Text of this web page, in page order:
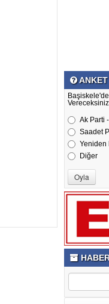
ANKET
Ak Parti
Saadet
Yeniden
Diğer